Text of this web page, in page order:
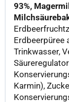
93%,
Erdbeerpüree
Trinkwasser,
Karmin),